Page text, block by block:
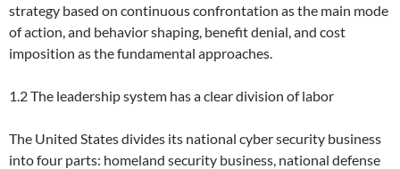
strategy based on continuous confrontation as the main mode
of action, and behavior shaping, benefit denial, and cost
imposition as the fundamental approaches.
1.2 The leadership system has a clear division of labor
The United States divides its national cyber security business
into four parts: homeland security business, national defense